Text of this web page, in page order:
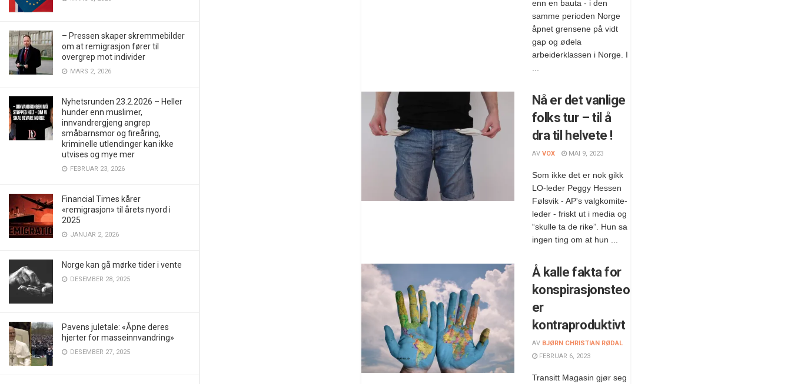
– Pressen skaper skremmebilder
om at remigrasjon fører til
overgrep mot individer
MARS 2, 2026
Nyhetsrunden 23.2.2026 – Heller
hunder enn muslimer,
innvandrergjeng angrep
småbarnsmor og fireåring,
kriminelle utlendinger kan ikke
utvises og mye mer
FEBRUAR 23, 2026
Financial Times kårer
«remigrasjon» til årets nyord i
2025
JANUAR 2, 2026
Norge kan gå mørke tider i vente
DESEMBER 28, 2025
Pavens juletale: «Åpne deres
hjerter for masseinnvandring»
DESEMBER 27, 2025
enn en bauta - i den
samme perioden Norge
åpnet grensene på vidt
gap og ødela
arbeiderklassen i Norge. I
Nå er det vanlige
folks tur – til å
dra til helvete !
AV VOX MAI 9, 2023
Som ikke det er nok gikk
LO-leder Peggy Hessen
Følsvik - AP's valgkomite-
leder - friskt ut i media og
“skulle ta de rike”. Hun sa
ingen ting om at hun ...
Å kalle fakta for
konspirasjonsteorier
er
kontraproduktivt
AV BJØRN CHRISTIAN RØDAL
FEBRUAR 6, 2023
Transitt Magasin gjør seg